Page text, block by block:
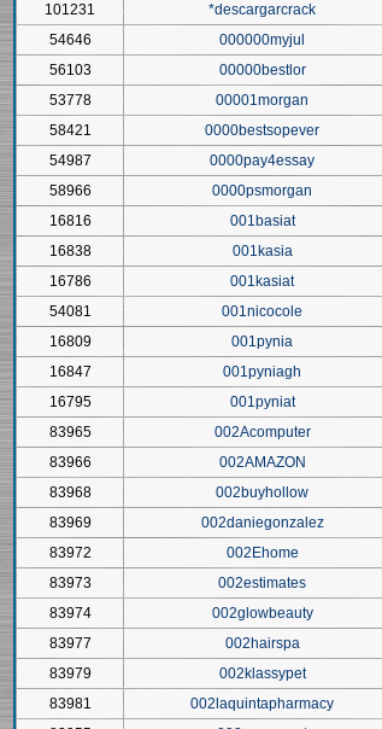
101231
*descargarcrack
54646
000000myjul
56103
00000bestlor
53778
00001morgan
58421
0000bestsopever
54987
0000pay4essay
58966
0000psmorgan
16816
001basiat
16838
001kasia
16786
001kasiat
54081
001nicocole
16809
001pynia
16847
001pyniagh
16795
001pyniat
83965
002Acomputer
83966
002AMAZON
83968
002buyhollow
83969
002daniegonzalez
83972
002Ehome
83973
002estimates
83974
002glowbeauty
83977
002hairspa
83979
002klassypet
83981
002laquintapharmacy